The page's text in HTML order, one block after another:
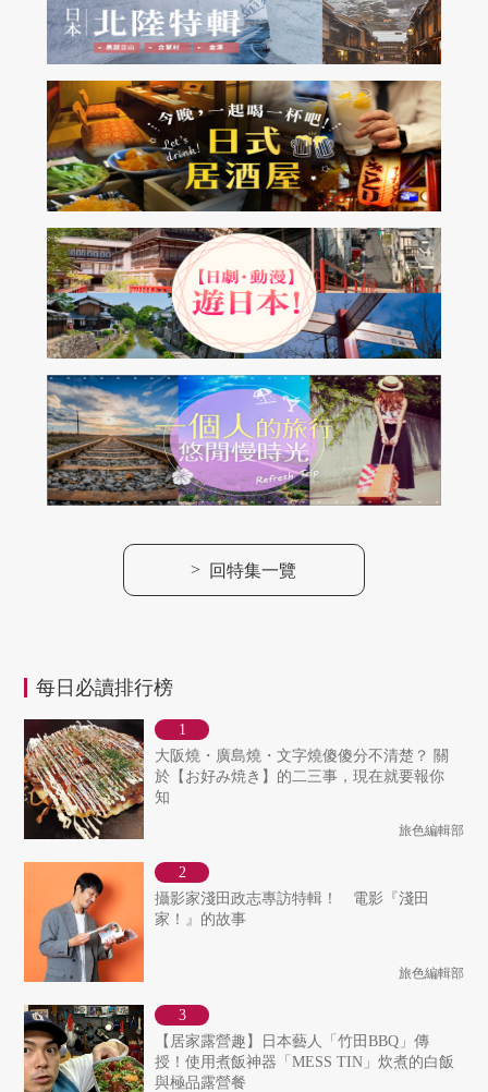
> 回特集一覽
每日必讀排行榜
大阪燒・廣島燒・文字燒傻傻分不清楚？ 關
於【お好み焼き】的二三事，現在就要報你
知
旅色編輯部
攝影家淺田政志專訪特輯！ 電影『淺田
家！』的故事
旅色編輯部
【居家露營趣】日本藝人「竹田BBQ」傳
授！使用煮飯神器「MESS TIN」炊煮的白飯
與極品露營餐